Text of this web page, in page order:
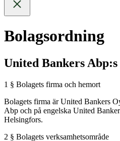
Bolagsordning
United Bankers
1 § Bolagets firma och hemort
Bolagets firma är United Bankers
Abp och på engelska United
Helsingfors.
2 § Bolagets verksamhetsområde